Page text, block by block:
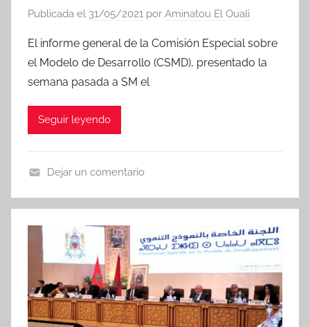
Publicada el 31/05/2021 por Aminatou El Ouali
El informe general de la Comisión Especial sobre
el Modelo de Desarrollo (CSMD), presentado la
semana pasada a SM el
Seguir leyendo
o
t
a
s
Dejar un comentario